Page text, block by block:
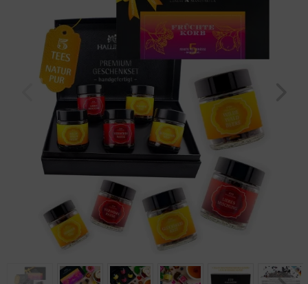
Geburtstag